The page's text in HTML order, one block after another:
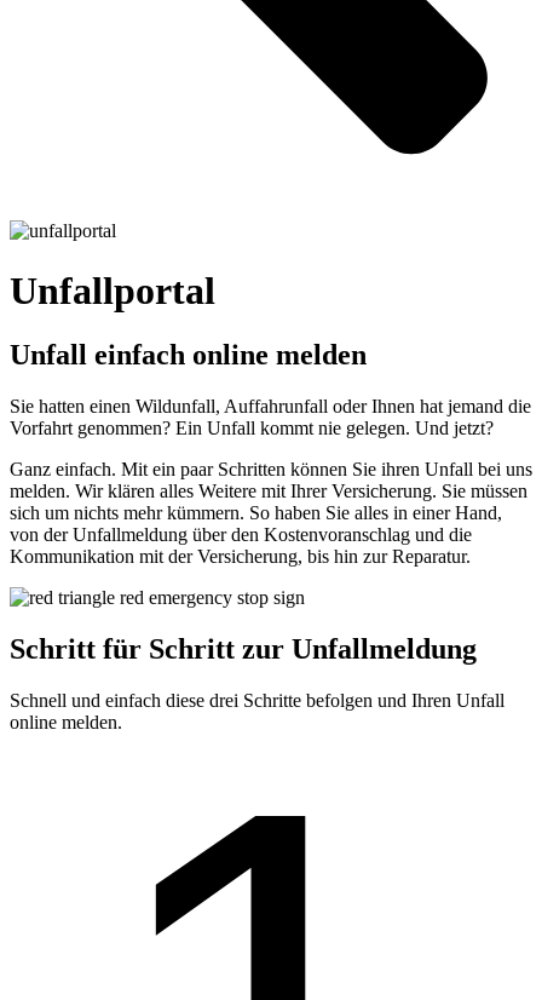
Unfallportal
Unfall einfach online melden
Sie hatten einen Wildunfall, Auffahrunfall oder Ihnen hat jemand die
Vorfahrt genommen? Ein Unfall kommt nie gelegen. Und jetzt?
Ganz einfach. Mit ein paar Schritten können Sie ihren Unfall bei uns
melden. Wir klären alles Weitere mit Ihrer Versicherung. Sie müssen
sich um nichts mehr kümmern. So haben Sie alles in einer Hand,
von der Unfallmeldung über den Kostenvoranschlag und die
Kommunikation mit der Versicherung, bis hin zur Reparatur.
Schritt für Schritt zur Unfallmeldung
Schnell und einfach diese drei Schritte befolgen und Ihren Unfall
online melden.